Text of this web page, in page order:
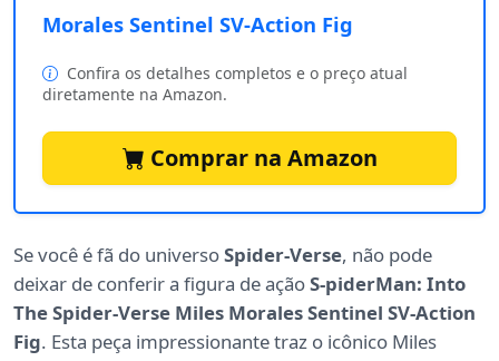
Morales Sentinel SV-Action Fig
Confira os detalhes completos e o preço atual
diretamente na Amazon.
Comprar na Amazon
Se você é fã do universoSpider-Verse, não pode
deixar de conferir a figura de açãoS-piderMan: Into
The Spider-Verse Miles Morales Sentinel SV-Action
Fig. Esta peça impressionante traz o icônico Miles